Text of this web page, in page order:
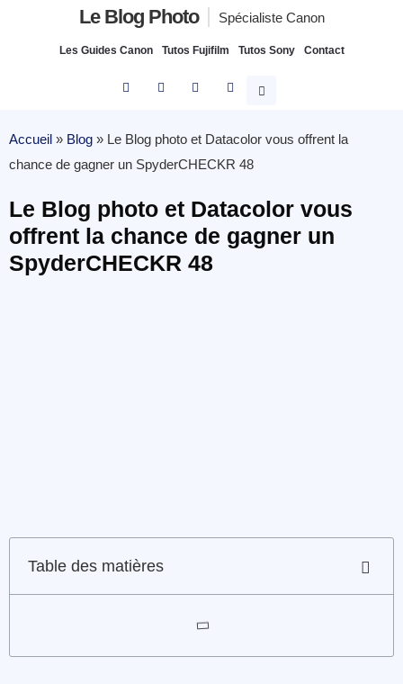
Le Blog Photo Spécialiste Canon
Les Guides Canon Tutos Fujifilm Tutos Sony Contact
Accueil » Blog » Le Blog photo et Datacolor vous offrent la
chance de gagner un SpyderCHECKR 48
Le Blog photo et Datacolor vous
offrent la chance de gagner un
SpyderCHECKR 48
Table des matières